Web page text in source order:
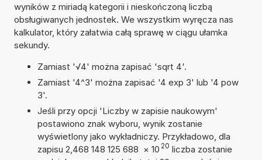
wyników z miriadą kategorii i nieskończoną liczbą
obsługiwanych jednostek. We wszystkim wyręcza nas
kalkulator, który załatwia całą sprawę w ciągu ułamka
sekundy.
Zamiast '√4' można zapisać 'sqrt 4'.
Zamiast '4^3' można zapisać '4 exp 3' lub '4 pow
3'.
Jeśli przy opcji 'Liczby w zapisie naukowym'
postawiono znak wyboru, wynik zostanie
wyświetlony jako wykładniczy. Przykładowo, dla
zapisu 2,468 148 125 688 × 10 20 liczba zostanie